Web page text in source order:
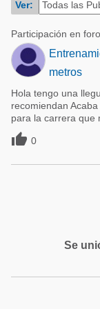
Acuacultura
Micotoxinas
Avicultura
Porcicultura
Lechería
Balanceados -
Comunidades en
Micotoxinas
Avicultura
Porcicultura
Ganadería
Lechería
Ver:
Participación en
metros
Hola tengo una
recomiendan
para la carrera que
 0
Se